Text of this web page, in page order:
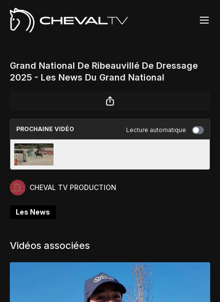
Grand National De Ribeauvillé De Dressage
2025 - Les News Du Grand National
PROCHAINE VIDÉO Lecture automatique
CHEVAL TV PRODUCTION
Les News
Vidéos associées